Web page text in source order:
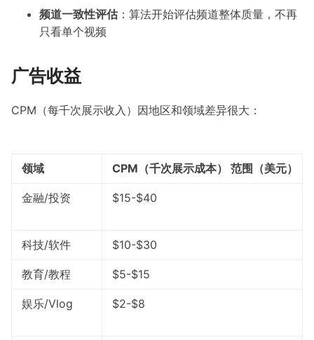
频道一致性评估：算法开始评估频道整体质量，不再
只看单个视频
广告收益
CPM（每千次展示收入）因地区和领域差异很大：
领域 CPM（千次展示成本） 范围（美元）
金融/投资 $15-$40
科技/软件 $10-$30
教育/教程 $5-$15
娱乐/Vlog $2-$8